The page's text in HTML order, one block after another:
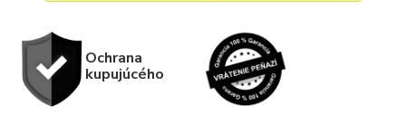
Ochrana
kupujúcého